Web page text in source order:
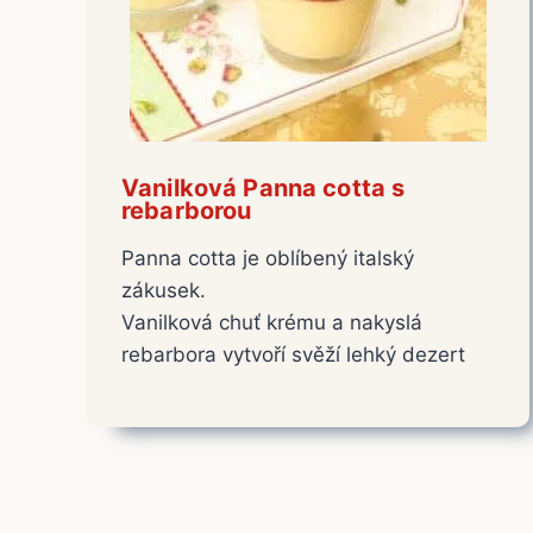
Vanilková Panna cotta s
rebarborou
Panna cotta je oblíbený italský
zákusek.
Vanilková chuť krému a nakyslá
rebarbora vytvoří svěží lehký dezert